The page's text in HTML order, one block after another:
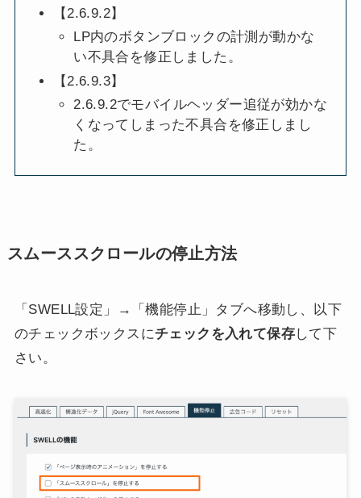
【2.6.9.2】
LP内のボタンブロックの計測が動かな
い不具合を修正しました。
【2.6.9.3】
2.6.9.2でモバイルヘッダー追従が効かな
くなってしまった不具合を修正しまし
た。
スムーススクロールの停止方法
「SWELL設定」→「機能停止」タブへ移動し、以下
のチェックボックスにチェックを入れて保存して下
さい。